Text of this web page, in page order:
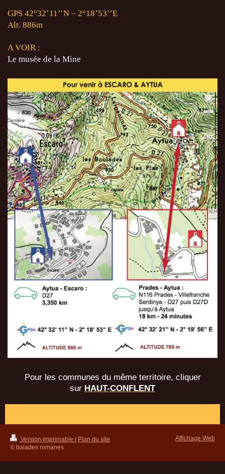
GPS 42°32’11’’N – 2°18’53’’E
Alt. 886m
A VOIR :
Le musée de la Mine
Pour les communes du même territoire, cliquer
sur HAUT-CONFLENT
Version imprimable | Plan du site
© balades romanes
Affichage Web